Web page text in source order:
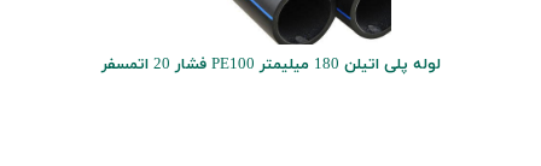
لوله پلی اتیلن 180 میلیمتر PE100 فشار 20 اتمسفر